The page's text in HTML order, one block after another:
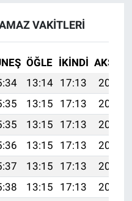
VAKITLERI
ÖĞLE İKINDI AKŞAM
13:14 17:13
20:45
13:15 17:13
20:45
13:15 17:13
20:44
13:15 17:13
20:44
13:15 17:13
20:43
13:15 17:13
20:43